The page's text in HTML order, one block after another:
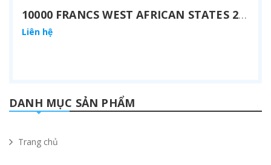
10000 FRANCS WEST AFRICAN STATES 2012
Liên hệ
DANH MỤC SẢN PHẨM
Trang chủ